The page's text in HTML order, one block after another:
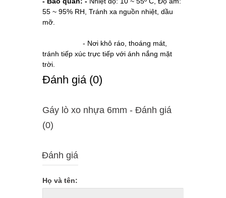
55 ~ 95% RH, Tránh xa nguồn nhiệt, dầu
mỡ.
- Nơi khô ráo, thoáng mát,
tránh tiếp xúc trực tiếp với ánh nắng mặt
trời.
Ðánh giá (0)
Gáy lò xo nhựa 6mm - Ðánh giá
(0)
Đánh giá
Họ và tên: